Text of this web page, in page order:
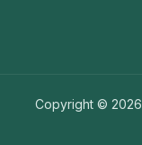
Copyright ©